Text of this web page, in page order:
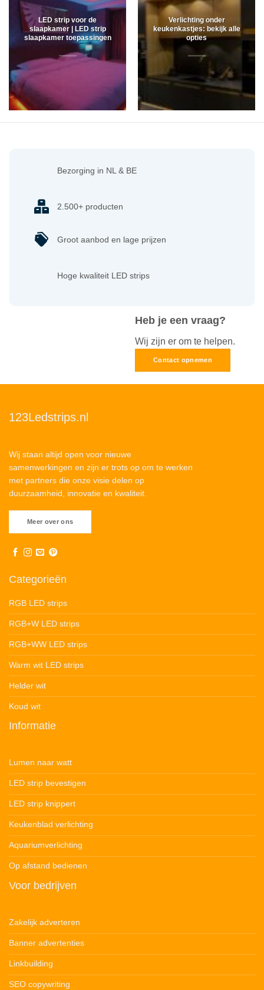
LED strip voor de
slaapkamer | LED strip
slaapkamer toepassingen
Verlichting onder
keukenkastjes: bekijk alle
opties
Heb je een vraag?
Wij zijn er om te helpen.
Contact opnemen
Bezorging in NL & BE
2.500+ producten
Groot aanbod en lage prijzen
Hoge kwaliteit LED strips
123Ledstrips.nl
Wij staan altijd open voor nieuwe
samenwerkingen en zijn er trots op om te werken
met partners die onze visie delen op
duurzaamheid, innovatie en kwaliteit.
Meer over ons
Categorieën
RGB LED strips
RGB+W LED strips
RGB+WW LED strips
Warm wit LED strips
Helder wit
Koud wit
Informatie
Lumen naar watt
LED strip bevestigen
LED strip knippert
Keukenblad verlichting
Aquariumverlichting
Op afstand bedienen
Voor bedrijven
Zakelijk adverteren
Banner advertenties
Linkbuilding
SEO copywriting